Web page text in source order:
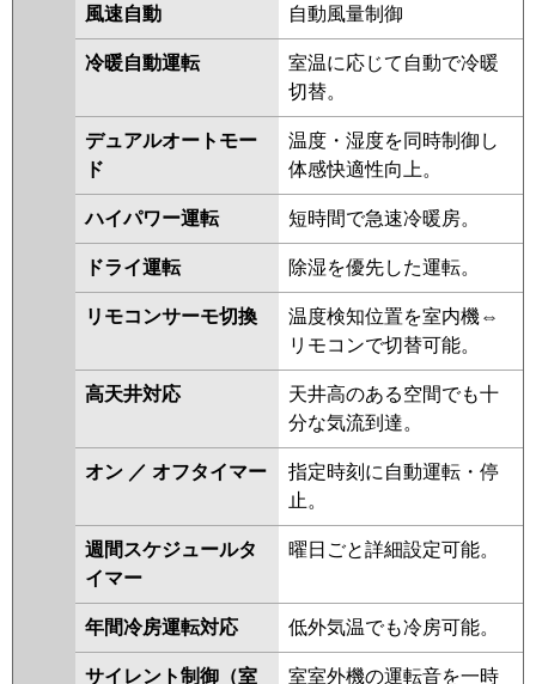
PCZ-ERMP50SKZ
PCZ-ERMP50SKLZ PCZ-
ERMP50SKY PCZ-ERMP50SKLY
PCZ-ERMP50SKV PCZ-
ERMP50SKLV PCZ-ERMP50SKR
RPC-GP50RSHJ9 RPC-
GP50RSHJ8 RPC-GP50RSHJ7
RPC-GP50RSHJ6 RPC-
GP50RSHJ5 RPC-GP50RSHJ4
RPC-GP50RSHJ3 RPC-
GP50RSHJ2
三菱重工 FDEV505HKA5SA FDEV505HK5SA
FDEV505HK5S
パナソニック PA-P50T7SHNBX PA-P50T7SHNB
PA-P50T7SHB
P50T7SHN PA-P50T6SCB PA-
P50T6SCNB PA-P50T6SHB PA-
P50T6SHN1
風速自動 自動風量制御
冷暖自動運転
室温に応じて自動で冷暖
切替。
デュアルオートモー
ド
温度・湿度を同時制御し
体感快適性向上。
ハイパワー運転 短時間で急速冷暖房。
ドライ運転 除湿を優先した運転。
リモコンサーモ切換
温度検知位置を室内機⇔
リモコンで切替可能。
高天井対応
天井高のある空間でも十
分な気流到達。
オン ／ オフタイマー
指定時刻に自動運転・停
止。
週間スケジュールタ
イマー
曜日ごと詳細設定可能。
年間冷房運転対応 低外気温でも冷房可能。
サイレント制御（室
室室外機の運転音を一時